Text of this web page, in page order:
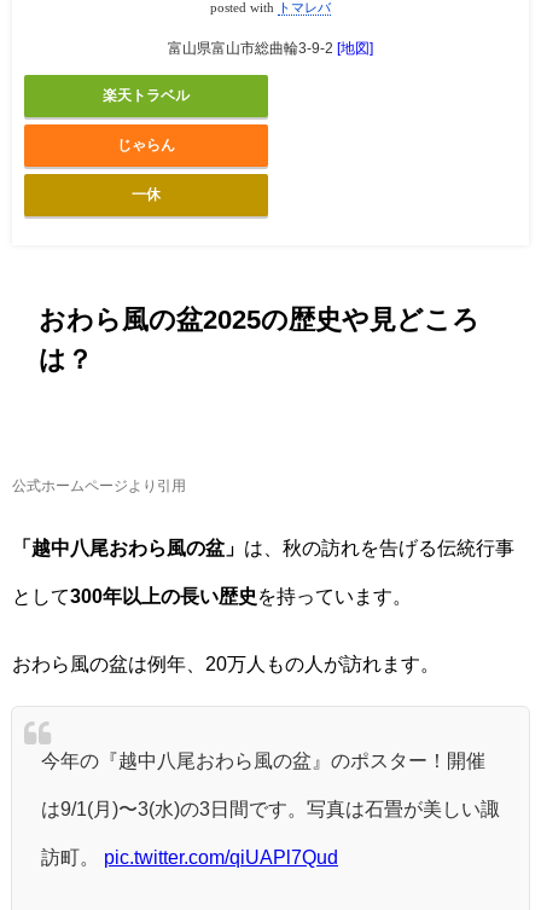
posted with トマレバ
富山県富山市総曲輪3-9-2 [地図]
楽天トラベル
じゃらん
一休
おわら風の盆2025の歴史や見どころ
は？
公式ホームページより引用
「越中八尾おわら風の盆」 は、秋の訪れを告げる伝統行事
として300年以上の長い歴史 を持っています。
おわら風の盆は例年、20万人もの人が訪れます。
今年の『越中八尾おわら風の盆』のポスター！開催
は9/1(月)〜3(水)の3日間です。写真は石畳が美しい諏
訪町。 pic.twitter.com/qiUAPl7Qud